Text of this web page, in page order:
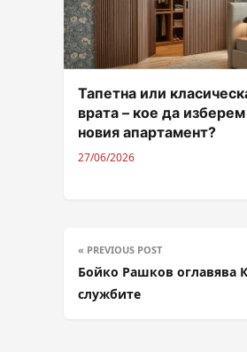
Тапетна или
врата – кое да изберем
новия апартамент?
27/06/2026
« PREVIOUS POST
Бойко Рашков оглавява
службите